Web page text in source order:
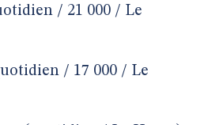
/ 21 000 / Le
/ 17 000 / Le